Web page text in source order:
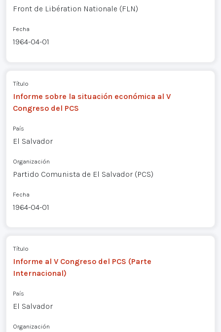
Front de Libération Nationale (FLN)
Fecha
1964-04-01
Título
Informe sobre la situación económica al V
Congreso del PCS
País
El Salvador
Organización
Partido Comunista de El Salvador (PCS)
Fecha
1964-04-01
Título
Informe al V Congreso del PCS (Parte
Internacional)
País
El Salvador
Organización